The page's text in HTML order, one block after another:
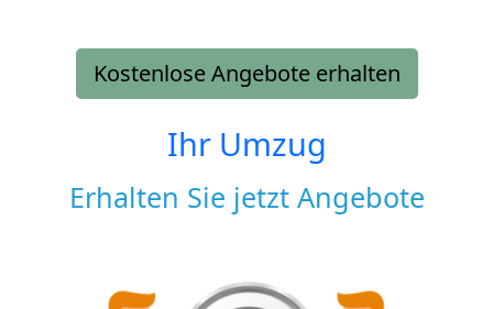
Kostenlose Angebote erhalten
Ihr Umzug
Erhalten Sie jetzt Angebote